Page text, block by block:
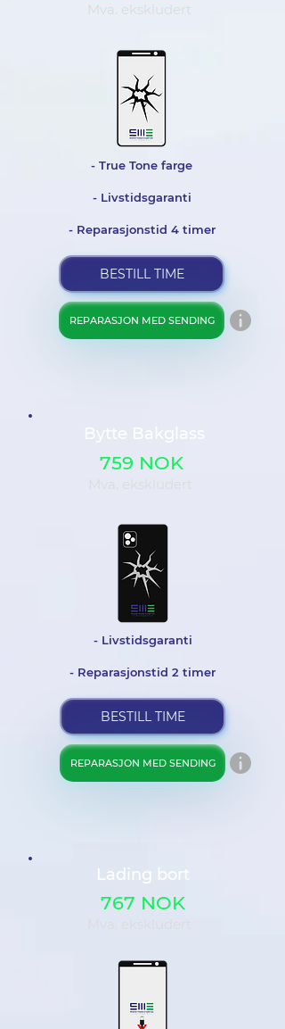
Mva. ekskludert
- True Tone farge
- Livstidsgaranti
- Reparasjonstid 4 timer
BESTILL TIME
REPARASJON MED SENDING
Bytte Bakglass
759 NOK
Mva. ekskludert
- Livstidsgaranti
- Reparasjonstid 2 timer
BESTILL TIME
REPARASJON MED SENDING
Lading bort
767 NOK
Mva. ekskludert